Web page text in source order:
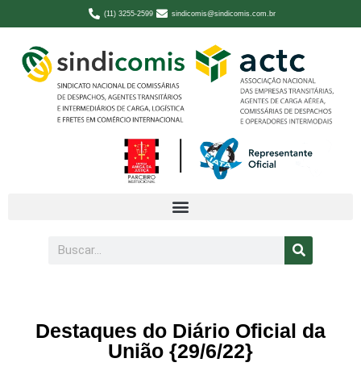
(11) 3255-2599 sindicomis@sindicomis.com.br
Destaques do Diário Oficial da
União {29/6/22}